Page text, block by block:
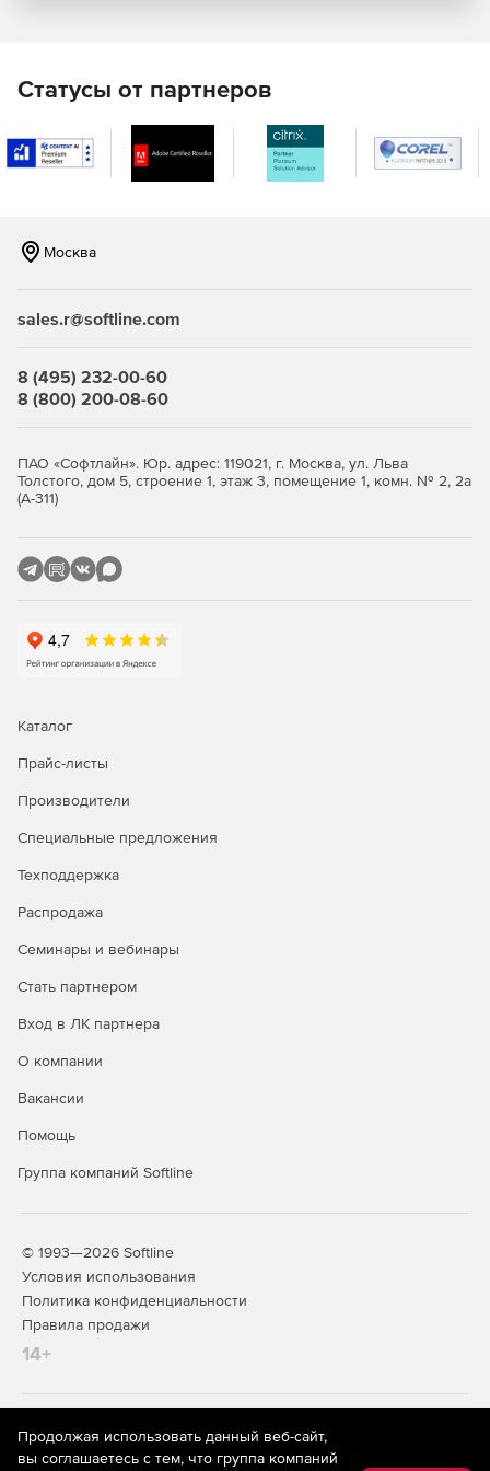
Перехват данных, выводимых за периметр ПК.
Контроль печати.
Цифровые отпечатки файлов при поиске и DLP-
Комплекс Стахановец: Полный контроль фиксирует и
в трее и окне браузера, через e-mail или Telegram. Можно
настроить отправку оповещений при использовании
Ключевые функции
Идентификация USB, краулер и геолокация.
предотвратить утечку важной информации.
Статусы от партнеров
Москва
sales.r@softline.com
8 (495) 232-00-60
8 (800) 200-08-60
ПАО «Софтлайн». Юр. адрес: 119021, г. Москва, ул. Льва
Толстого, дом 5, строение 1, этаж 3, помещение 1, комн. № 2, 2а
(А-311)
Каталог
Прайс-листы
Производители
Специальные предложения
Техподдержка
Распродажа
Семинары и вебинары
Стать партнером
Вход в ЛК партнера
О компании
Вакансии
Помощь
Группа компаний Softline
© 1993—2026 Softline
Условия использования
Политика конфиденциальности
Правила продажи
14+
На информационном ресурсе store.softline.ru применяются
рекомендательные технологии
(информационные технологии
предоставления информации на основе сбора,
Продолжая использовать данный веб-сайт,
вы соглашаетесь с тем, что группа компаний